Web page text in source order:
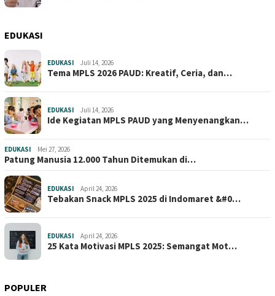
EDUKASI
EDUKASI Juli 14, 2026
Tema MPLS 2026 PAUD: Kreatif, Ceria, dan…
EDUKASI Juli 14, 2026
Ide Kegiatan MPLS PAUD yang Menyenangkan…
EDUKASI Mei 27, 2026
Patung Manusia 12.000 Tahun Ditemukan di…
EDUKASI April 24, 2026
Tebakan Snack MPLS 2025 di Indomaret &#0…
EDUKASI April 24, 2026
25 Kata Motivasi MPLS 2025: Semangat Mot…
POPULER